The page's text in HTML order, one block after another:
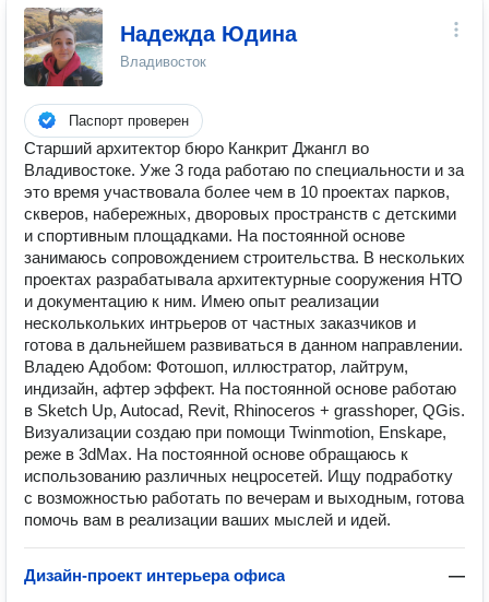
Надежда Юдина
Владивосток
Паспорт проверен
Старший архитектор бюро Канкрит Джангл во
Владивостоке. Уже 3 года работаю по специальности и за
это время участвовала более чем в 10 проектах парков,
скверов, набережных, дворовых пространств с детскими
и спортивным площадками. На постоянной основе
занимаюсь сопровождением строительства. В нескольких
проектах разрабатывала архитектурные сооружения НТО
и документацию к ним. Имею опыт реализации
несколькольких интрьеров от частных заказчиков и
готова в дальнейшем развиваться в данном направлении.
Владею Адобом: Фотошоп, иллюстратор, лайтрум,
индизайн, афтер эффект. На постоянной основе работаю
в Sketch Up, Autocad, Revit, Rhinoceros + grasshoper, QGis.
Визуализации создаю при помощи Twinmotion, Enskape,
реже в 3dMax. На постоянной основе обращаюсь к
использованию различных нецросетей. Ищу подработку
с возможностью работать по вечерам и выходным, готова
помочь вам в реализации ваших мыслей и идей.
Дизайн-проект интерьера офиса —